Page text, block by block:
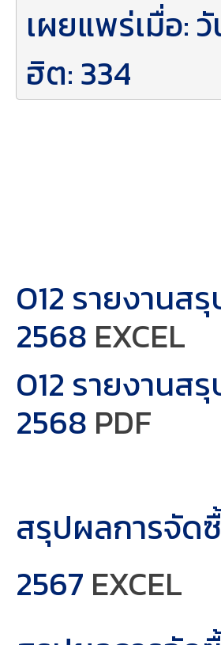
เผยแพร่เมื่อ:
ฮิต: 334
O12 รายงาน
2568 EXCEL
O12 รายงาน
2568 PDF
สรุปผลการจัด
2567 EXCEL